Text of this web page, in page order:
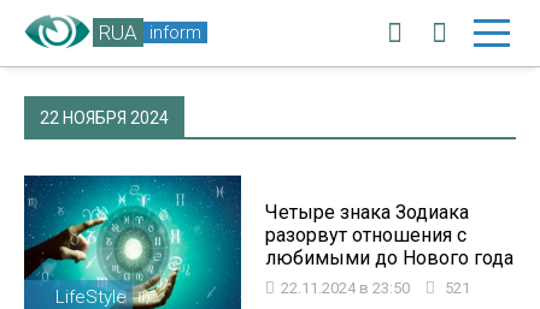
RUA inform
22 НОЯБРЯ 2024
LifeStyle
Четыре знака Зодиака
разорвут отношения с
любимыми до Нового года
22.11.2024 в 23:50 521